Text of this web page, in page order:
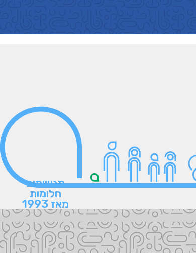
מגשימים
חלומות
מאז 1993